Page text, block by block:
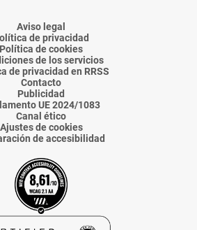
AlmeríaAlmeríaAlmería
Almería
Aviso legal
de privacidad
Política de cookies
de los servicios
de privacidad en RRSS
Contacto
Publicidad
UE 2024/1083
Canal ético
Ajustes de cookies
de accesibilidad